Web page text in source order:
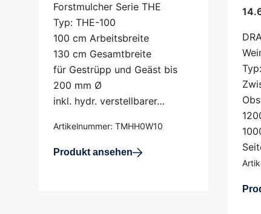
Forstmulcher Serie THE
Typ: THE-100
100 cm Arbeitsbreite
130 cm Gesamtbreite
für Gestrüpp und Geäst bis
200 mm Ø
inkl. hydr. verstellbarer…
Artikelnummer: TMHH0W10
Produkt ansehen